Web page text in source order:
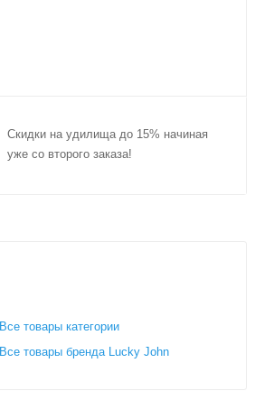
Скидки на удилища до 15% начиная
уже со второго заказа!
Все товары категории
Все товары бренда Lucky John